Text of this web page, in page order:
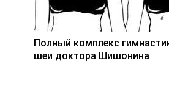
Полный комплекс
шеи доктора Шишонина